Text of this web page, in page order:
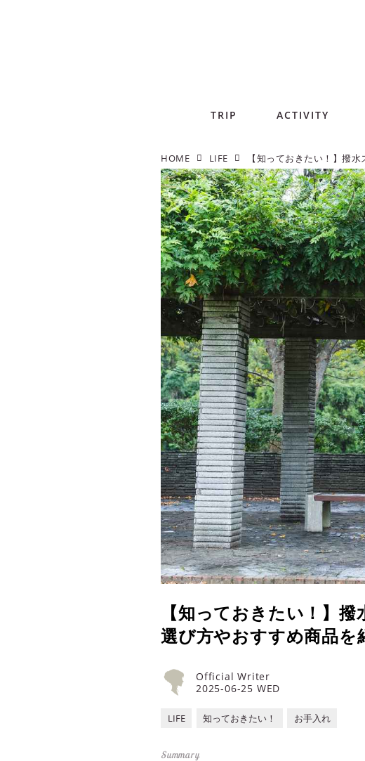
TRIP ACTIVITY
HOME LIFE
【知っておきたい！】
選び方やおすすめ商品を
2025-06-25 WED
Official Writer
LIFE 知っておきたい！ お手入れ